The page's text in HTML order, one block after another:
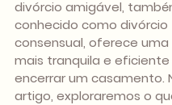
divórcio amigável,
conhecido como divórcio
consensual, oferece uma
mais tranquila e eficiente
encerrar um casamento.
artigo, exploraremos o